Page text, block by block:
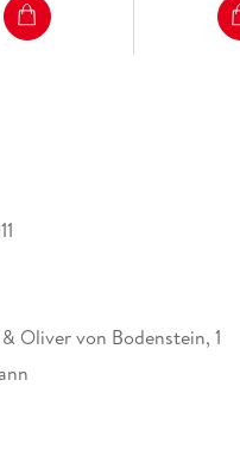
Oliver von Bodenstein, 1